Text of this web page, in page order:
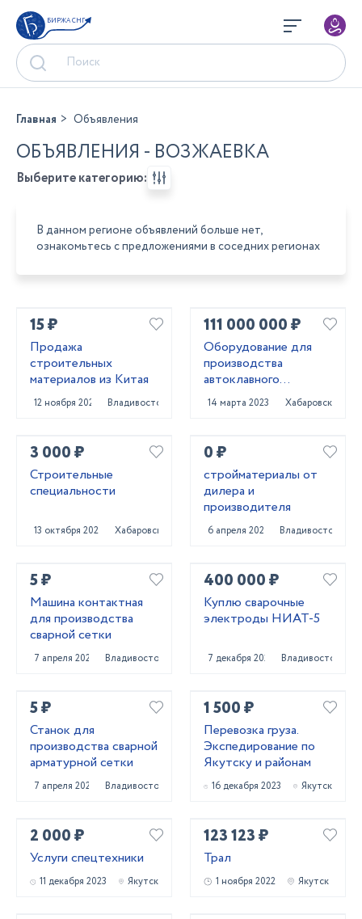
БИРЖА СНГ
Главная Объявления
ОБЪЯВЛЕНИЯ - ВОЗЖАЕВКА
Выберите категорию:
В данном регионе объявлений больше нет,
ознакомьтесь с предложениями в соседних регионах
15 ₽
Продажа
строительных
материалов из Китая
12 ноября 2020 Владивосток
111 000 000 ₽
Оборудование для
производства
автоклавного
газобетона
14 марта 2023 Хабаровск
3 000 ₽
Строительные
специальности
13 октября 2023 Хабаровск
0 ₽
стройматериалы от
дилера и
производителя
6 апреля 2022 Владивосток
5 ₽
Машина контактная
для производства
сварной сетки
7 апреля 2021 Владивосток
400 000 ₽
Куплю сварочные
электроды НИАТ-5
7 декабря 2023 Владивосток
5 ₽
Станок для
производства сварной
арматурной сетки
7 апреля 2021 Владивосток
1 500 ₽
Перевозка груза.
Экспедирование по
Якутску и районам
16 декабря 2023 Якутск
2 000 ₽
Услуги спецтехники
11 декабря 2023 Якутск
123 123 ₽
Трал
1 ноября 2022 Якутск